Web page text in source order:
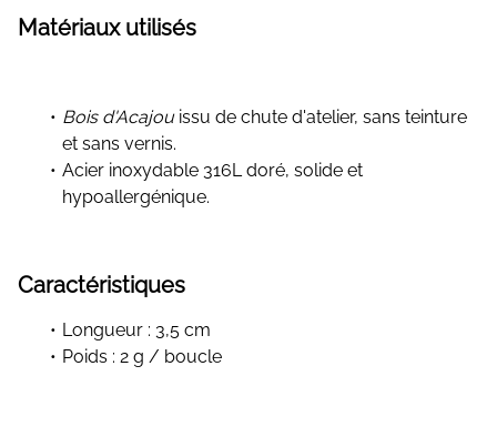
Matériaux utilisés
Bois d'Acajouissu de chute d'atelier, sans teinture
et sans vernis.
Acier inoxydable 316L doré, solide et
hypoallergénique.
Caractéristiques
Longueur : 3,5 cm
Poids : 2 g / boucle